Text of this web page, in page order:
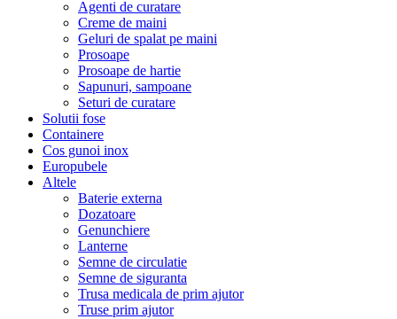
Agenti de curatare
Creme de maini
Geluri de spalat pe maini
Prosoape
Prosoape de hartie
Sapunuri, sampoane
Seturi de curatare
Solutii fose
Containere
Cos gunoi inox
Europubele
Altele
Baterie externa
Dozatoare
Genunchiere
Lanterne
Semne de circulatie
Semne de siguranta
Trusa medicala de prim ajutor
Truse prim ajutor